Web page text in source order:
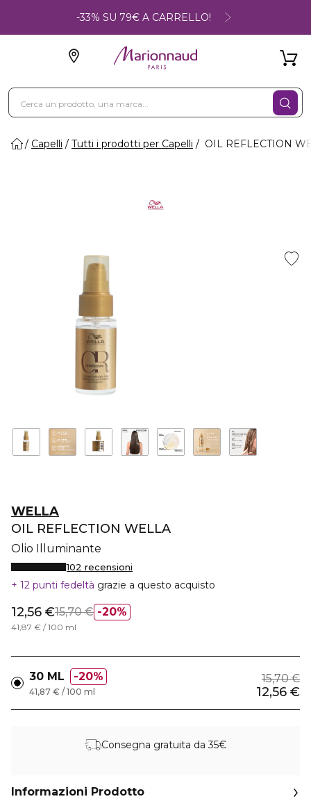
-33% SU 79€ A CARRELLO!
Capelli Tutti i prodotti per Capelli OIL REFLECTION
WELLA
OIL REFLECTION WELLA
Olio Illuminante
102 recensioni
12 punti fedeltà grazie a questo acquisto
20%
12,56 €15,70 €
41,87 € / 100 ml
30 ML 20% 15,70 €
12,56 €
41,87 € / 100 ml
Consegna gratuita da 35€
Informazioni Prodotto